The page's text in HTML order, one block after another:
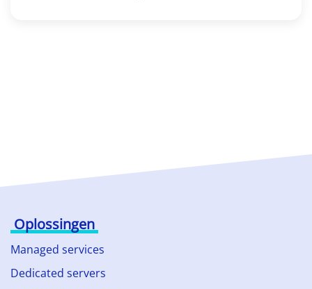
Oplossingen
Managed services
Dedicated servers